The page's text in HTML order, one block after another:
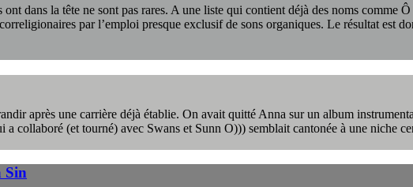
dans la tête ne sont pas rares. A une liste qui contient déjà des noms
par l’emploi presque exclusif de sons organiques. Le résultat est
après une carrière déjà établie. On avait quitté Anna sur un album
collaboré (et tourné) avec Swans et Sunn O))) semblait cantonée à une niche
Sin